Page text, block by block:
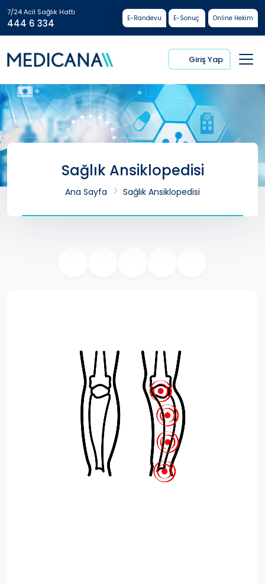
7/24 Acil Sağlık Hattı
444 6 334 E-Randevu E-Sonuç Online Hekim
Giriş Yap
Sağlık Ansiklopedisi
Ana Sayfa Sağlık Ansiklopedisi